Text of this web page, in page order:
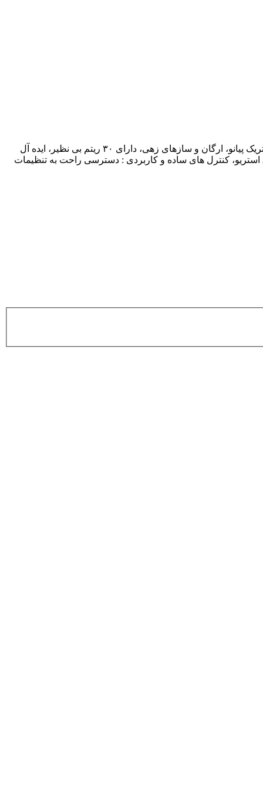
کیبورد و اکشن۸۸ کلاویه سنگین با اکشن چکشی و حساسیت تاچ قابل تنظیم، دارای ۳۰ پریست بی نظیر از صداهای منتخب: شامل پیانو، الکتریک پیانو، ارگان و سازهای زهی، دارای ۳۰ ریتم بی نظیر، ایده آل
در سبک های مختلف، طراحی بدنه مدرن و ظاهر فوق العاده، موجود در رنگ های سفید و رزوود. دارای دو اسپیکر ۲۰ واتی استریو، کنترل های ساده و کاربردی : دسترسی راحت به تنظیمات